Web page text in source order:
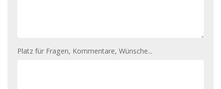
Platz für Fragen, Kommentare, Wünsche...